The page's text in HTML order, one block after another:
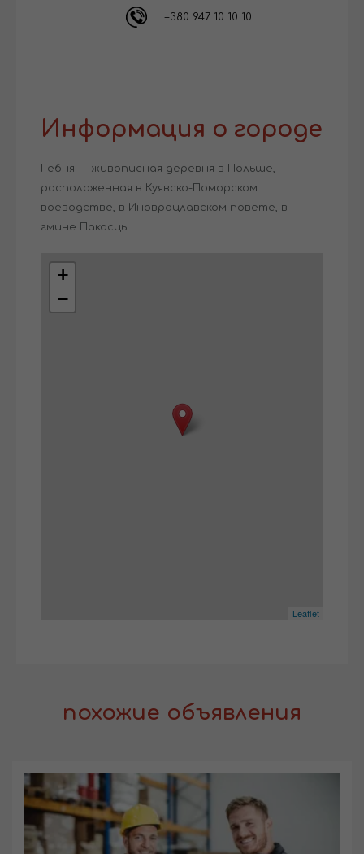
+380 947 10 10 10
Информация о городе
Гебня — живописная деревня в Польше,
расположенная в Куявско-Поморском
воеводстве, в Иновроцлавском повете, в
гмине Пакосць.
+
−
Leaflet
похожие объявления